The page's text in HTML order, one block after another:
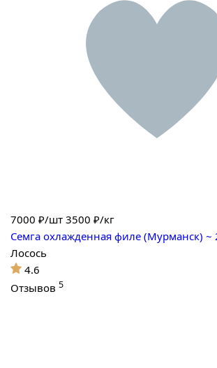
7000 ₽/шт 3500 ₽/кг
Семга охлажденная филе (Мурманск) ~
Лосось
4.6
Отзывов 5